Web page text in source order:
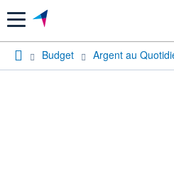
Menu
Budget Argent au